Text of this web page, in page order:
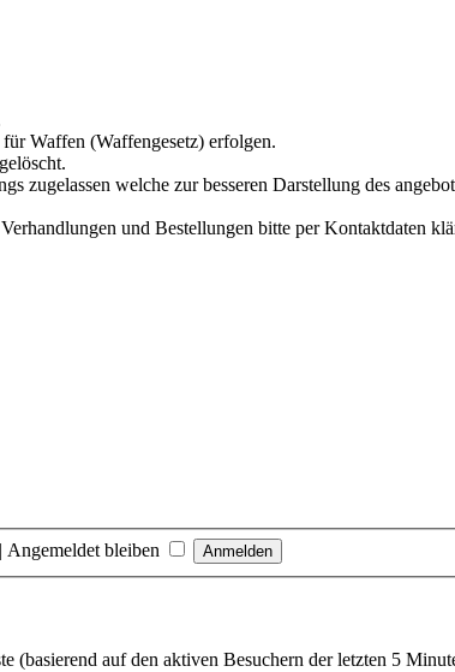
Waffen (Waffengesetz) erfolgen.
zugelassen welche zur besseren Darstellung des
und Bestellungen bitte per Kontaktdaten
| Angemeldet bleiben
(basierend auf den aktiven Besuchern der letzten 5